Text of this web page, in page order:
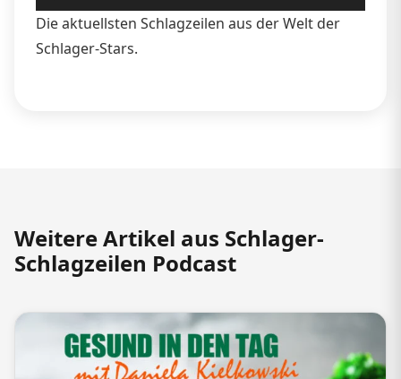
Player
Die aktuellsten Schlagzeilen aus der Welt der
Schlager-Stars.
Weitere Artikel aus Schlager-
Schlagzeilen Podcast